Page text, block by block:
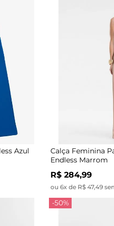
Azul
Calça Feminina
Endless Marrom
R$ 284,99
ou 6x de R$ 47,49
-50%